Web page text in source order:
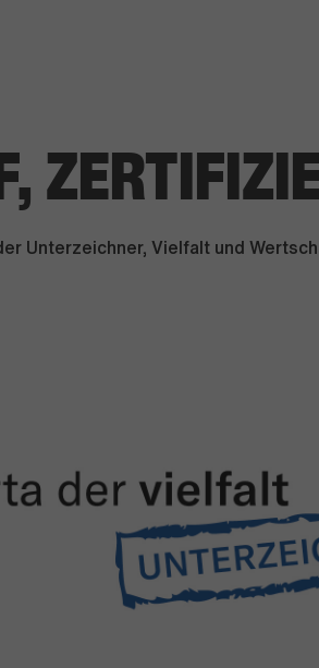
Unterzeichner, Vielfalt und